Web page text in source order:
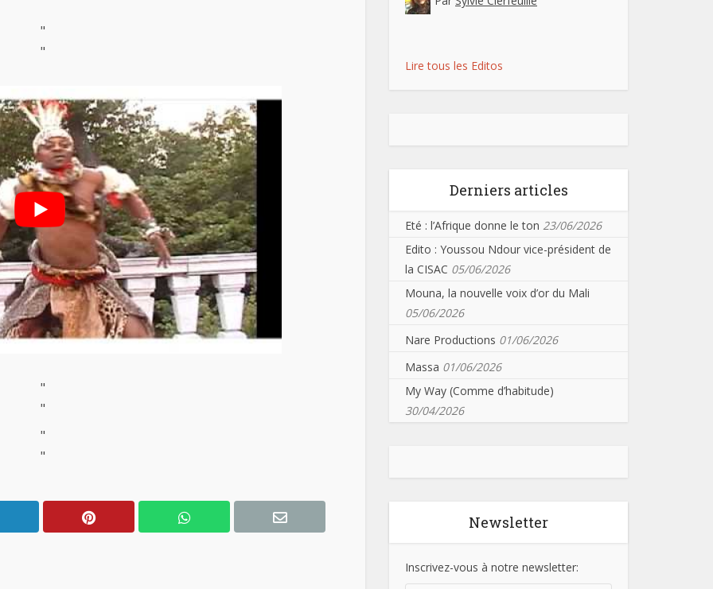
"
"
"
"
"
"
Lire tous les Editos
Derniers articles
Eté : l’Afrique donne le ton 23/06/2026
Edito : Youssou Ndour vice-président de
la CISAC 05/06/2026
Mouna, la nouvelle voix d’or du Mali
05/06/2026
Nare Productions 01/06/2026
Massa 01/06/2026
My Way (Comme d’habitude)
30/04/2026
Newsletter
Inscrivez-vous à notre newsletter: